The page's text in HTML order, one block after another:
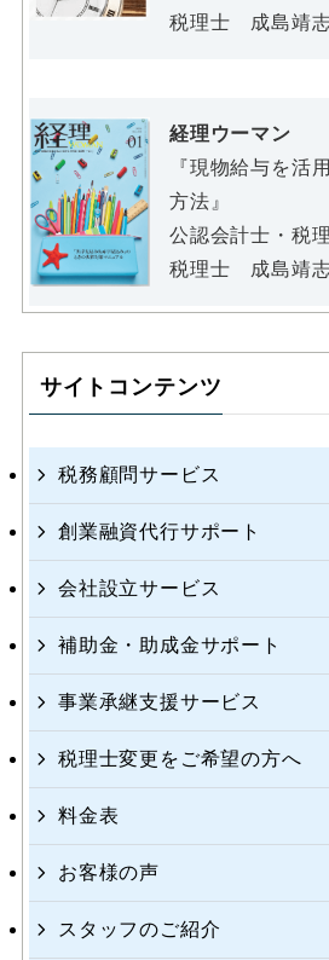
税理士 成島靖
経理ウーマン
『現物給与を活
方法』
公認会計士・税
税理士 成島靖
サイトコンテンツ
税務顧問サービス
創業融資代行サポート
会社設立サービス
補助金・助成金サポート
事業承継支援サービス
税理士変更をご希望の方へ
料金表
お客様の声
スタッフのご紹介